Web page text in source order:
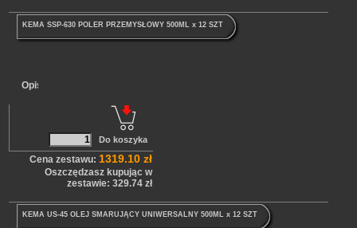
KEMA SSP-630 POLER PRZEMYSŁOWY 500ML x 12 SZT
Opis
Cena zestawu: 1319.10 zł
Oszczędzasz kupując w
zestawie: 329.74 zł
KEMA US-45 OLEJ SMARUJĄCY UNIWERSALNY 500ML x 12 SZT